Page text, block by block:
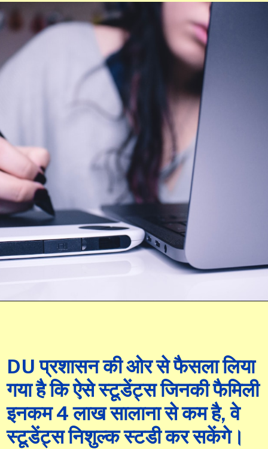
DU प्रशासन की ओर से फैसला लिया
गया है कि ऐसे स्टूडेंट्स जिनकी फैमिली
इनकम 4 लाख सालाना से कम है, वे
स्टूडेंट्स निशुल्क स्टडी कर सकेंगे।